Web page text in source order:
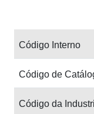
Código Interno
Código de
Código da